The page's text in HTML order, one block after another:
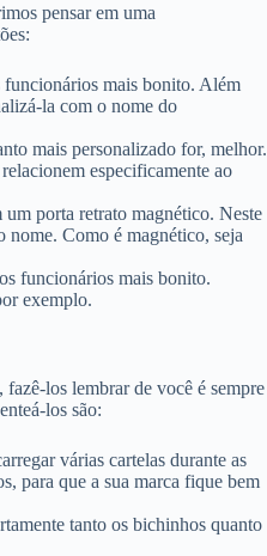
pensar em uma
funcionários mais bonito. Além
la com o nome do
mais personalizado for, melhor.
especificamente ao
um porta retrato magnético. Neste
Como é magnético, seja
funcionários mais bonito.
exemplo.
los lembrar de você é sempre
los são:
várias cartelas durante as
para que a sua marca fique bem
tanto os bichinhos quanto